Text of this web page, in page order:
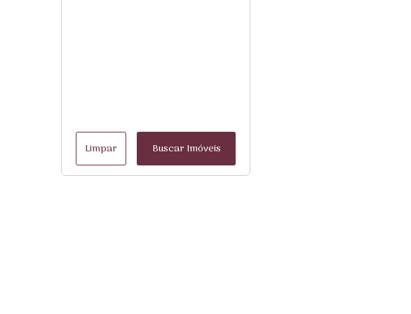
Limpar Buscar Imóveis